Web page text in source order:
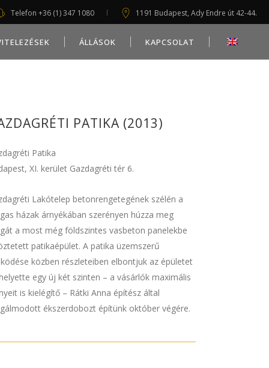
Telefon +36 (1) 347 1080 1191 Budapest, Ady Endre út 42-44.
ÁLLÁSOK KAPCSOLAT
PATIKA (2013)
Patika
XI. kerület Gazdagréti tér 6.
Lakótelep betonrengetegének szélén a
házak árnyékában szerényen húzza meg
a most még földszintes vasbeton panelekbe
patikaépület. A patika üzemszerű
közben részleteiben elbontjuk az épületet
egy új két szinten – a vásárlók maximális
is kielégítő – Rátki Anna építész által
ékszerdobozt építünk október végére.